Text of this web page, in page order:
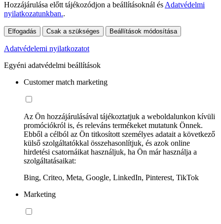
Hozzájárulása előtt tájékozódjon a beállításoknál és Adatvédelmi
nyilatkozatunkban..
Elfogadás Csak a szükséges Beállítások módosítása
Adatvédelemi nyilatkozatot
Egyéni adatvédelmi beállítások
Customer match marketing
Az Ön hozzájárulásával tájékoztatjuk a weboldalunkon kívüli
promóciókról is, és releváns termékeket mutatunk Önnek.
Ebből a célból az Ön titkosított személyes adatait a következő
külső szolgáltatókkal összehasonlítjuk, és azok online
hirdetési csatornáikat használjuk, ha Ön már használja a
szolgáltatásaikat:
Bing, Criteo, Meta, Google, LinkedIn, Pinterest, TikTok
Marketing